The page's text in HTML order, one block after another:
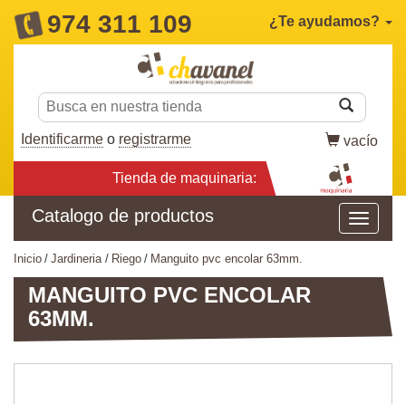
974 311 109 ¿Te ayudamos?
Identificarme o registrarme vacío
Tienda de maquinaria:
Catalogo de productos
inicio jardineria riego manguito pvc encolar 63mm.
MANGUITO PVC ENCOLAR
63MM.